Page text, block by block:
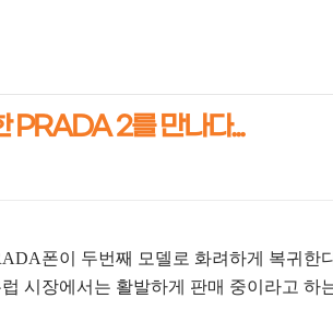
PRADA 2를 만나다...
폰이 두번째 모델로 화려하게 복귀한
시장에서는 활발하게 판매 중이라고 하